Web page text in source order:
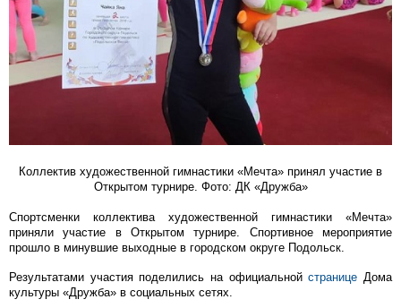
Коллектив художественной гимнастики «Мечта» принял участие в
Открытом турнире. Фото: ДК «Дружба»
Спортсменки коллектива художественной гимнастики «Мечта»
приняли участие в Открытом турнире. Спортивное мероприятие
прошло в минувшие выходные в городском округе Подольск.
Результатами участия поделились на официальнойстранице Дома
культуры «Дружба» в социальных сетях.